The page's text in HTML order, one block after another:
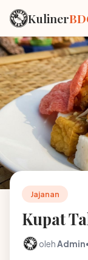
Kuliner
Jajanan
Kupat
olehAdmin•